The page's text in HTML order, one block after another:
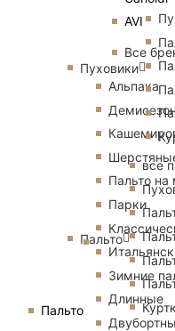
AVI
Все
Пальто
Альпака
Пальто на
Парки
Зимние
Длинные
Пуховики
Пальто
все